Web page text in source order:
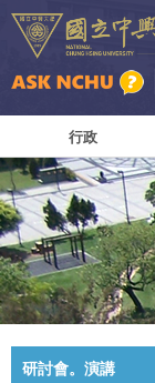
行政
研討會。演講